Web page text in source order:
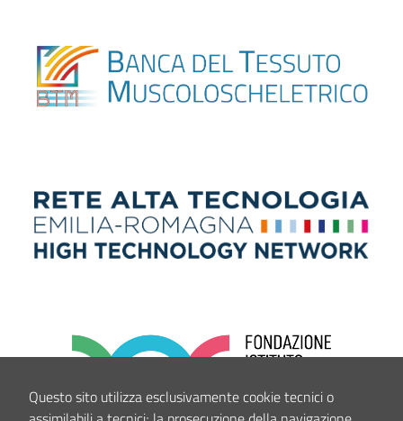
Questo sito utilizza esclusivamente cookie tecnici o